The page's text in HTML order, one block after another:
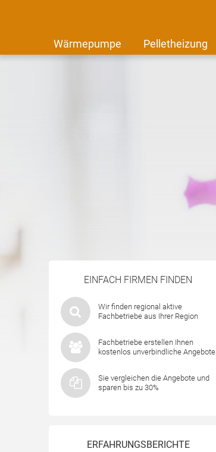
Wärmepumpe Pelletheizung
EINFACH FIRMEN FINDEN
Wir finden regional aktive
Fachbetriebe aus Ihrer Region
Fachbetriebe erstellen Ihnen
kostenlos unverbindliche Angebote
Sie vergleichen die Angebote und
sparen bis zu 30%
ERFAHRUNGSBERICHTE